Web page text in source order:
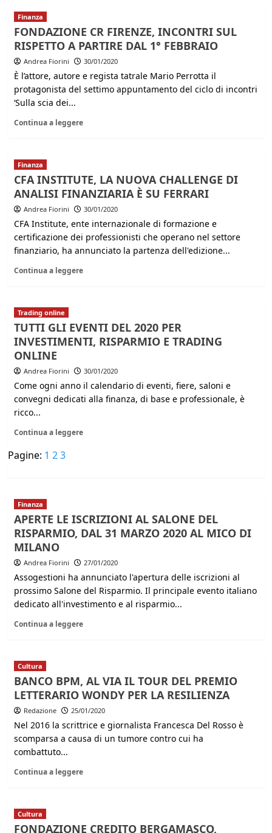
Finanza
FONDAZIONE CR FIRENZE, INCONTRI SUL
RISPETTO A PARTIRE DAL 1° FEBBRAIO
Andrea Fiorini 30/01/2020
È l’attore, autore e regista tatrale Mario Perrotta il
protagonista del settimo appuntamento del ciclo di incontri
‘Sulla scia dei...
Continua a leggere
Finanza
CFA INSTITUTE, LA NUOVA CHALLENGE DI
ANALISI FINANZIARIA È SU FERRARI
Andrea Fiorini 30/01/2020
CFA Institute, ente internazionale di formazione e
certificazione dei professionisti che operano nel settore
finanziario, ha annunciato la partenza dell'edizione...
Continua a leggere
Trading online
TUTTI GLI EVENTI DEL 2020 PER
INVESTIMENTI, RISPARMIO E TRADING
ONLINE
Andrea Fiorini 30/01/2020
Come ogni anno il calendario di eventi, fiere, saloni e
convegni dedicati alla finanza, di base e professionale, è
ricco...
Continua a leggere
Pagine: 1 2 3
Finanza
APERTE LE ISCRIZIONI AL SALONE DEL
RISPARMIO, DAL 31 MARZO 2020 AL MICO DI
MILANO
Andrea Fiorini 27/01/2020
Assogestioni ha annunciato l'apertura delle iscrizioni al
prossimo Salone del Risparmio. Il principale evento italiano
dedicato all'investimento e al risparmio...
Continua a leggere
Cultura
BANCO BPM, AL VIA IL TOUR DEL PREMIO
LETTERARIO WONDY PER LA RESILIENZA
Redazione 25/01/2020
Nel 2016 la scrittrice e giornalista Francesca Del Rosso è
scomparsa a causa di un tumore contro cui ha
combattuto...
Continua a leggere
Cultura
FONDAZIONE CREDITO BERGAMASCO,